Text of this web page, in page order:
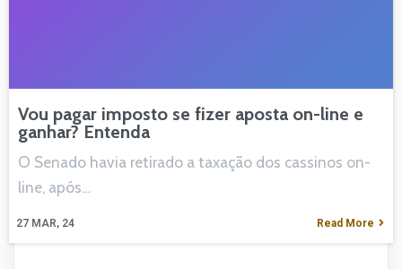
Vou pagar imposto se fizer aposta on-line e
ganhar? Entenda
27 MAR, 24
O Senado havia retirado a taxação dos cassinos on-
line, após…
Read More